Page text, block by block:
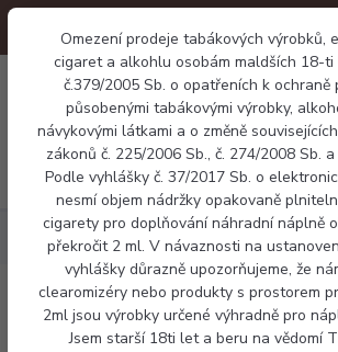
Omezení prodeje tabákových výrobků,
cigaret a alkohlu osobám maldších 18-
č.379/2005 Sb. o opatřeních k ochraně
působenými tabákovými výrobky,
návykovými látkami a o změně
zákonů č. 225/2006 Sb., č. 274/2008 Sb.
Podle vyhlášky č. 37/2017 Sb. o
nesmí objem nádržky opakovaně
cigarety pro doplňování náhradní náplně
překročit 2 ml. V návaznosti na
vyhlášky důrazně upozorňujeme, že
clearomizéry nebo produkty s prostorem
2ml jsou výrobky určené výhradně pro
Jsem starší 18ti let a beru na vědomí
Náplně E-liquid Liqua CUBAN TABACCO
E-liquid Liqua CUBAN